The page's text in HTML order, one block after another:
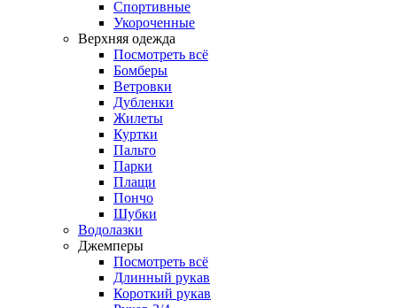
Спортивные
Укороченные
Верхняя одежда
Посмотреть всё
Бомберы
Ветровки
Дубленки
Жилеты
Куртки
Пальто
Парки
Плащи
Пончо
Шубки
Водолазки
Джемперы
Посмотреть всё
Длинный рукав
Короткий рукав